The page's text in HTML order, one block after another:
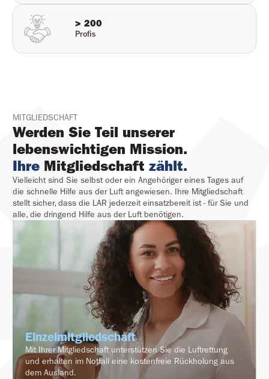
> 200
Profis
MITGLIEDSCHAFT
Werden Sie Teil unserer
lebenswichtigen Mission.
Ihre Mitgliedschaft zählt.
Vielleicht sind Sie selbst oder ein Angehöriger eines Tages auf
die schnelle Hilfe aus der Luft angewiesen. Ihre Mitgliedschaft
stellt sicher, dass die LAR jederzeit einsatzbereit ist - für Sie und
alle, die dringend Hilfe aus der Luft benötigen.
Einzelmitgliedschaft
Mit Ihrer Mitgliedschaft unterstützen Sie die Luftrettung
und erhalten im Notfall eine kostenfreie Rückholung aus
dem Ausland.